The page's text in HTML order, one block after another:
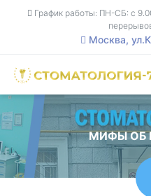
График работы: ПН-СБ: с
Москва,
МИФЫ ОБ